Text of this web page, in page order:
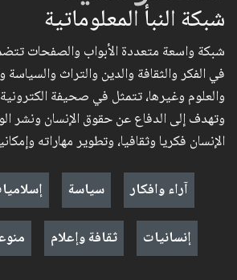
شبكة النبأ المعلوماتية
شبكة واسعة متعددة الأبواب والصفحات
في الفكر والثقافة والدين والتراث والسياسة
والعلوم وغيرها، تتمثل في صحيفة
وتهدف إلى الدفاع عن حقوق الإنسان ونشر
الإنسان فكريا وثقافيا، وتطوير مهاراته
آراء وافكار
سياسة
إنسانيات
ثقافة وإعلام